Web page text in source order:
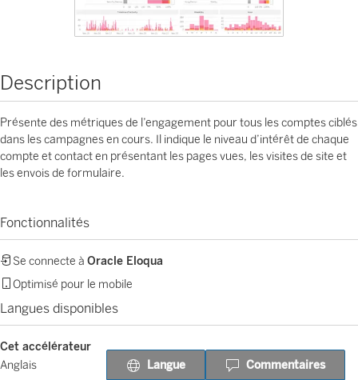
Description
Présente des métriques de l’engagement pour tous les comptes ciblés
dans les campagnes en cours. Il indique le niveau d’intérêt de chaque
compte et contact en présentant les pages vues, les visites de site et
les envois de formulaire.
Fonctionnalités
Se connecte à Oracle Eloqua
Optimisé pour le mobile
Langues disponibles
Cet accélérateur
Anglais
Langue Commentaires